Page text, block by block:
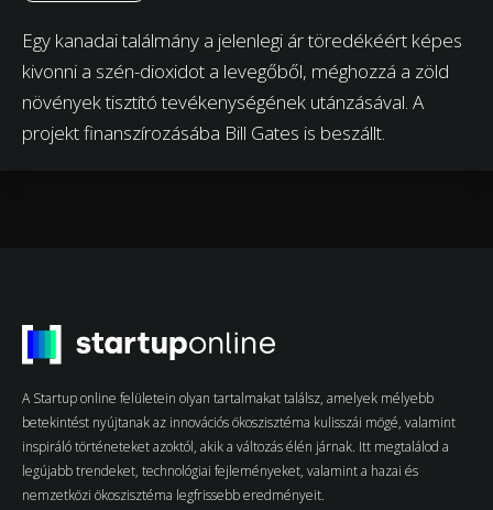
Egy kanadai találmány a jelenlegi ár töredékéért képes
kivonni a szén-dioxidot a levegőből, méghozzá a zöld
növények tisztító tevékenységének utánzásával. A
projekt finanszírozásába Bill Gates is beszállt.
A Startup online felületein olyan tartalmakat találsz, amelyek mélyebb
betekintést nyújtanak az innovációs ökoszisztéma kulisszái mögé, valamint
inspiráló történeteket azoktól, akik a változás élén járnak. Itt megtalálod a
legújabb trendeket, technológiai fejleményeket, valamint a hazai és
nemzetközi ökoszisztéma legfrissebb eredményeit.